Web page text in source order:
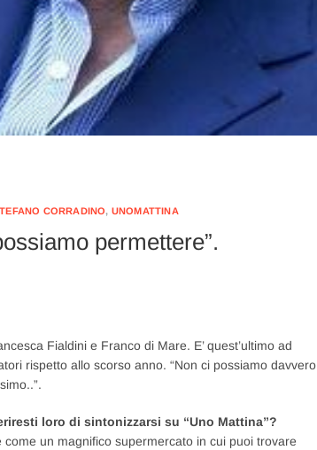
CORRADINO, UNOMATTINA
permettere”.
Fialdini e Franco di Mare. E’ quest’ultimo ad
rispetto allo scorso anno. “Non ci possiamo davvero
loro di sintonizzarsi su “Uno Mattina”?
un magnifico supermercato in cui puoi trovare